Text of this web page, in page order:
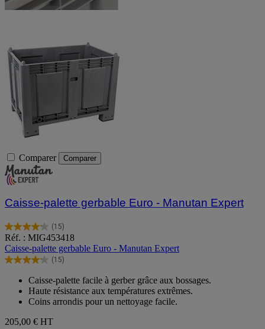
Comparer Comparer
Caisse-palette gerbable Euro - Manutan Expert
(15)
4.1
sur
5
étoiles.
avis
Réf. : MIG453418
Caisse-palette gerbable Euro - Manutan Expert
(15)
4.1
étoiles.
avis
Caisse-palette facile à gerber grâce aux bossages.
Haute résistance aux températures extrêmes.
Coins arrondis pour un nettoyage facile.
205,00 € HT